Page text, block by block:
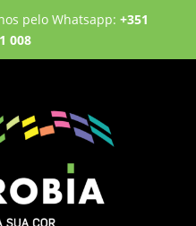
pelo Whatsapp: +351
008